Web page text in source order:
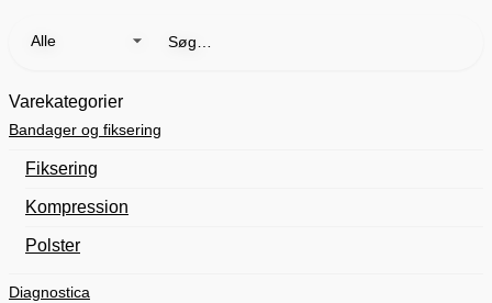
efter:
Varekategorier
Bandager og fiksering
Fiksering
Kompression
Polster
Diagnostica